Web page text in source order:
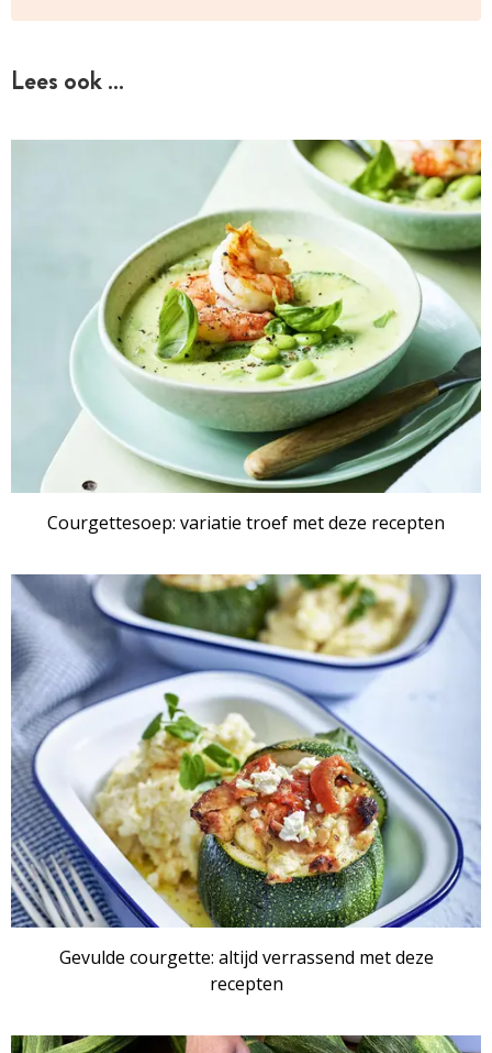
Lees ook …
Courgettesoep: variatie troef met deze recepten
Gevulde courgette: altijd verrassend met deze
recepten